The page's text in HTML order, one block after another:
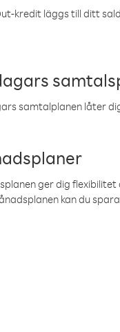
kredit läggs till ditt
samtalplanen låter
ger dig
kan du